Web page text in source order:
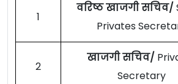
1
वरिष्ठ खाजगी सचिव/
Privates
2
खाजगी सचिव/
Secretary